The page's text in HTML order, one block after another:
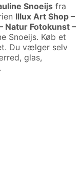
Snoeijs fra
Illux Art Shop –
Natur Fotokunst –
Snoeijs. Køb et
Du vælger selv
glas,